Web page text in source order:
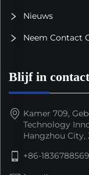
Nieuws
Neem Contact
Blijf in contact
Kamer 709,
Technology
Hangzhou City,
+86-